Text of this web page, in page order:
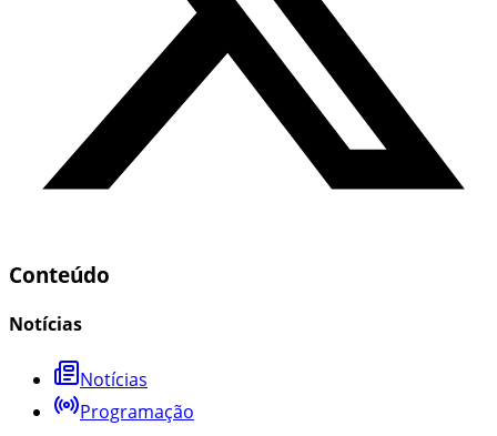
Conteúdo
Notícias
Notícias
Programação